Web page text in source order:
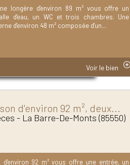
longère d'environ 89 m² vous offre un
d'eau, un WC et trois chambres. Une
d'environ 48 m² composée d'un...
Voir le bien
d'environ 92 m², deux...
- La Barre-De-Monts (85550)
d'environ 92 m² vous offre une entrée, un